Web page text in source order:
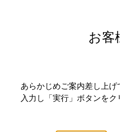
お客
あらかじめご案内差し上
入力し「実行」ボタンを